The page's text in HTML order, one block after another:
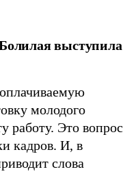
выступила
молодого
работу. Это вопрос
кадров. И, в
слова